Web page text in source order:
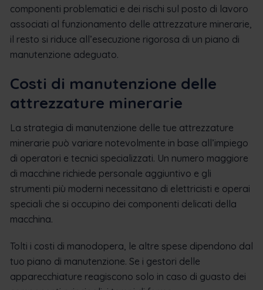
componenti problematici e dei rischi sul posto di lavoro
associati al funzionamento delle attrezzature minerarie,
il resto si riduce all’esecuzione rigorosa di un piano di
manutenzione adeguato.
Costi di manutenzione delle
attrezzature minerarie
La strategia di manutenzione delle tue attrezzature
minerarie può variare notevolmente in base all’impiego
di operatori e tecnici specializzati. Un numero maggiore
di macchine richiede personale aggiuntivo e gli
strumenti più moderni necessitano di elettricisti e operai
speciali che si occupino dei componenti delicati della
macchina.
Tolti i costi di manodopera, le altre spese dipendono dal
tuo piano di manutenzione. Se i gestori delle
apparecchiature reagiscono solo in caso di guasto dei